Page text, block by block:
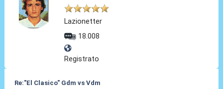
Lazionetter
18.008
Registrato
Re:"El Clasico" Gdm vs Vdm